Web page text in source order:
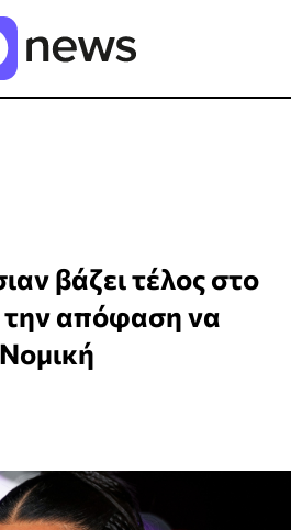
βάζει τέλος στο
την απόφαση να